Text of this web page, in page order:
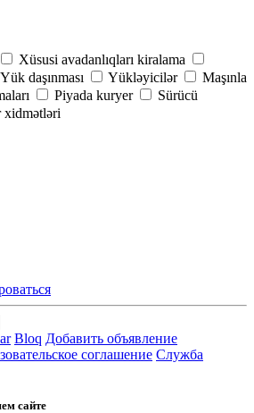
Xüsusi avadanlıqları kiralama
Yük daşınması Yükləyicilər
Maşınla
Piyada kuryer
Sürücü
xidmətləri
Bloq Добавить объявление
соглашение Служба
сайте